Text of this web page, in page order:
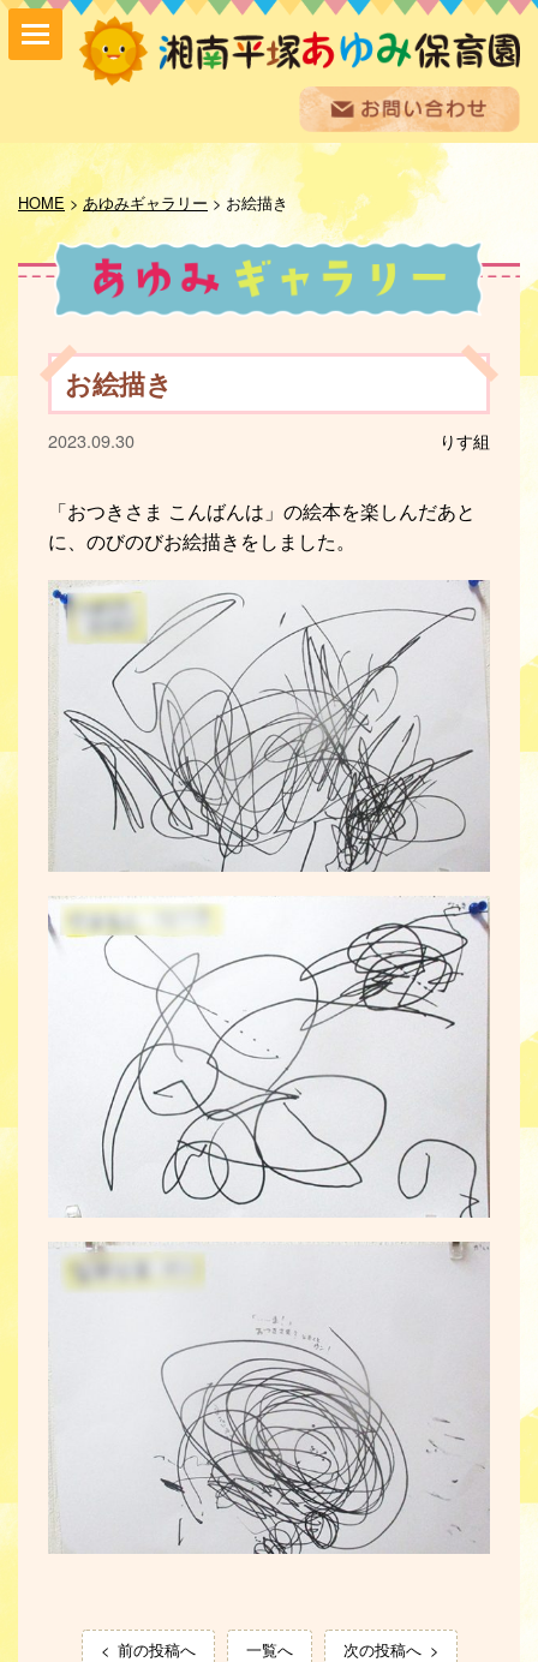
HOME> あゆみギャラリー> お絵描き
お絵描き
2023.09.30 りす組
「おつきさま こんばんは」の絵本を楽しんだあと
に、のびのびお絵描きをしました。
前の投稿へ 一覧へ 次の投稿へ
保育方針
園の紹介
保育内容
入園案内
採用情報
お問い合わせ
お知らせ
あゆみ便り
給食室だより
あゆみギャラリー
サイトマップ